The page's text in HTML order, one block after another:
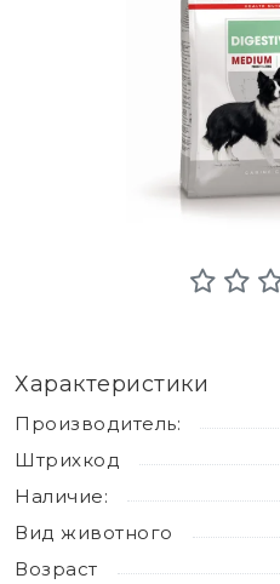
Характеристики
Производитель:
Штрихкод
Наличие:
Вид животного
Возраст